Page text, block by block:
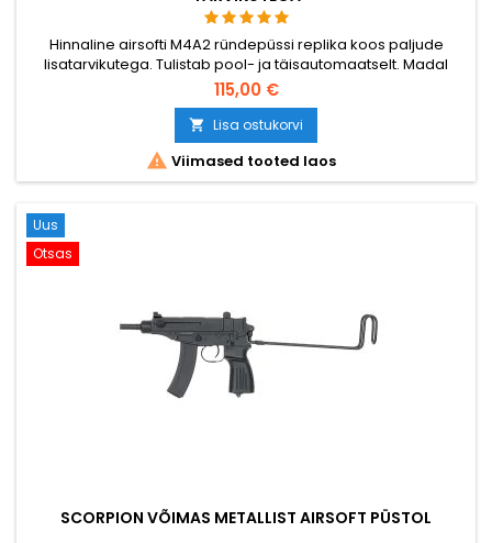
Hinnaline airsofti M4A2 ründepüssi replika koos paljude
lisatarvikutega. Tulistab pool- ja täisautomaatselt. Madal
lasketugevus, seega sobib noorematele airsofti kasutajatele.
115,00 €
 Lisa ostukorvi
 Viimased tooted laos
Uus
Otsas
SCORPION VÕIMAS METALLIST AIRSOFT PÜSTOL